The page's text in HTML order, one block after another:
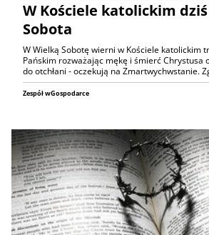
W Kościele katolickim
Sobota
W Wielką Sobotę wierni w Kościele katolickim
Pańskim rozważając mękę i śmierć Chrystusa
do otchłani - oczekują na Zmartwychwstanie.
Zespół wGospodarce